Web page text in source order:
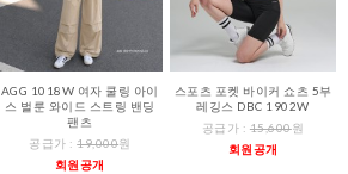
AGG 1018W 여자 쿨링 아이
스 벌룬 와이드 스트링 밴딩
팬츠
공급가 :19,000원
회원공개
스포츠 포켓 바이커 쇼츠 5부
레깅스 DBC 1902W
공급가 : 15,600원
회원공개